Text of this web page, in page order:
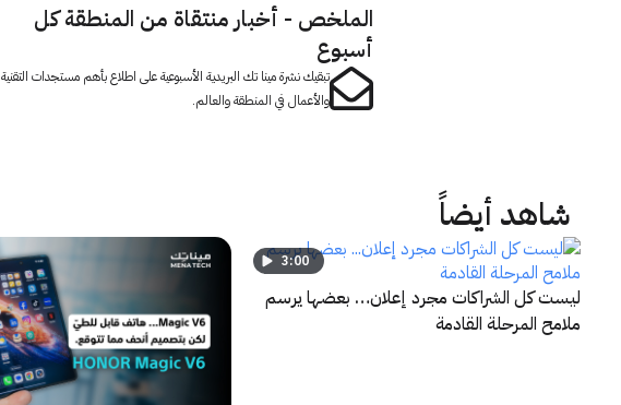
الملخص - أخبار منتقاة من المنطقة كل
أسبوع
تبقيك نشرة مينا تك البريدية الأسبوعية على اطلاع بأهم مستجدات التقنية
والأعمال في المنطقة والعالم.
شاهد أيضاً
3:00
ليست كل الشراكات مجرد إعلان… بعضها يرسم
ملامح المرحلة القادمة